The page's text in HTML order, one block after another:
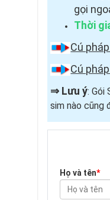
gọi
Thời
Cú
Cú
⇒ Lưu ý: Gói
sim nào cũng
Họ và tên*